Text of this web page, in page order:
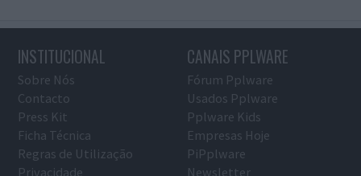
INSTITUCIONAL
Sobre Nós
Contacto
Press Kit
Ficha Técnica
Regras de Utilização
Privacidade
CANAIS PPLWARE
Fórum Pplware
Usados Pplware
Pplware Kids
Empresas Hoje
PiPplware
Newsletter